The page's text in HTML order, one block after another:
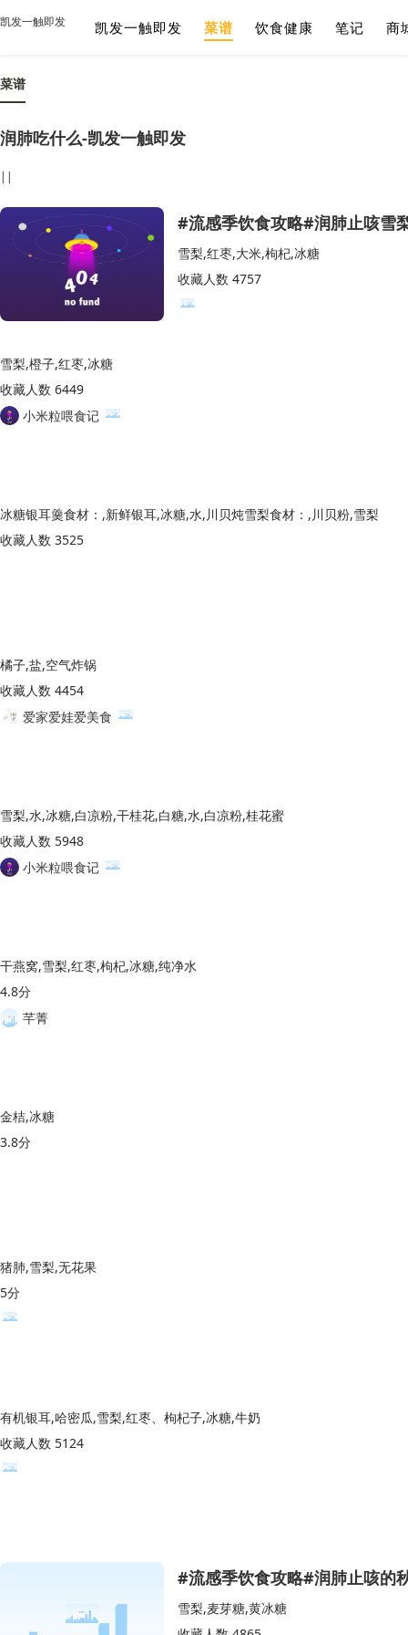
凯发一触即发 凯发一触即发 菜谱 饮食健康 笔记 商
菜谱
润肺吃什么-凯发一触即发
||
#流感季饮食攻略#润肺止咳雪
雪梨,红枣,大米,枸杞,冰糖
收藏人数 4757
雪梨,橙子,红枣,冰糖
收藏人数 6449
小米粒喂食记
冰糖银耳羹食材：,新鲜银耳,冰糖,水,川贝炖雪梨食材：,川贝粉,雪梨
收藏人数 3525
橘子,盐,空气炸锅
收藏人数 4454
爱家爱娃爱美食
雪梨,水,冰糖,白凉粉,干桂花,白糖,水,白凉粉,桂花蜜
收藏人数 5948
小米粒喂食记
干燕窝,雪梨,红枣,枸杞,冰糖,纯净水
4.8分
芊菁
金桔,冰糖
3.8分
猪肺,雪梨,无花果
5分
有机银耳,哈密瓜,雪梨,红枣、枸杞子,冰糖,牛奶
收藏人数 5124
#流感季饮食攻略#润肺止咳的
雪梨,麦芽糖,黄冰糖